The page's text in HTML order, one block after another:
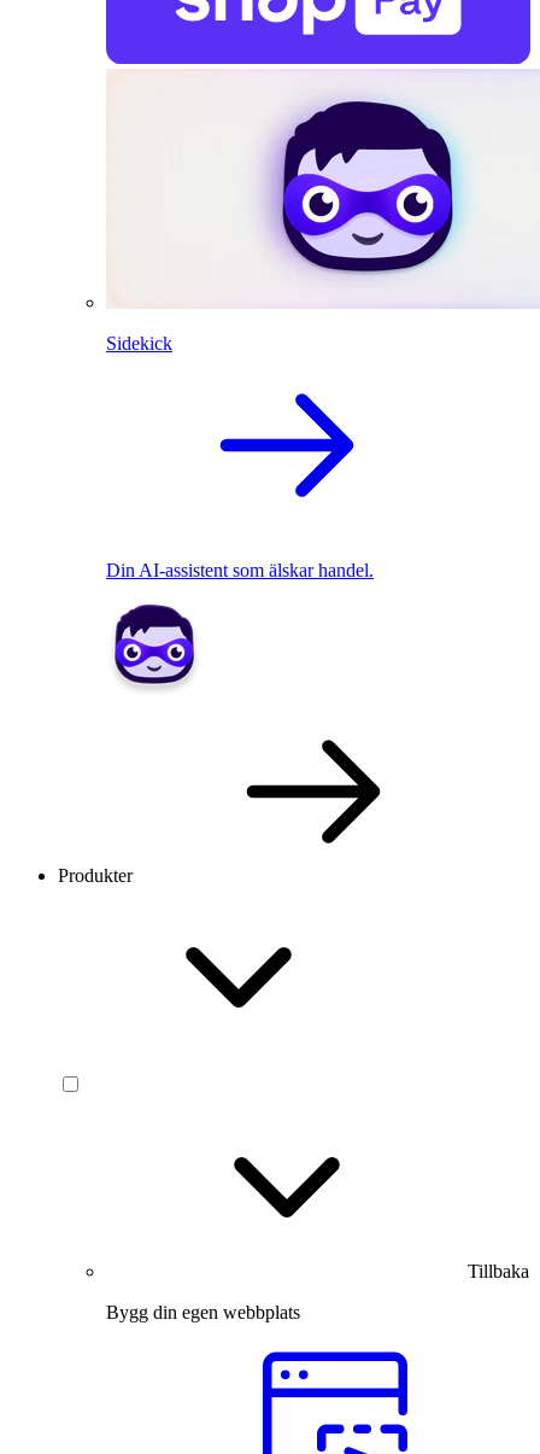
Sidekick
Din AI-assistent som älskar handel.
Produkter
Tillbaka
Bygg din egen webbplats